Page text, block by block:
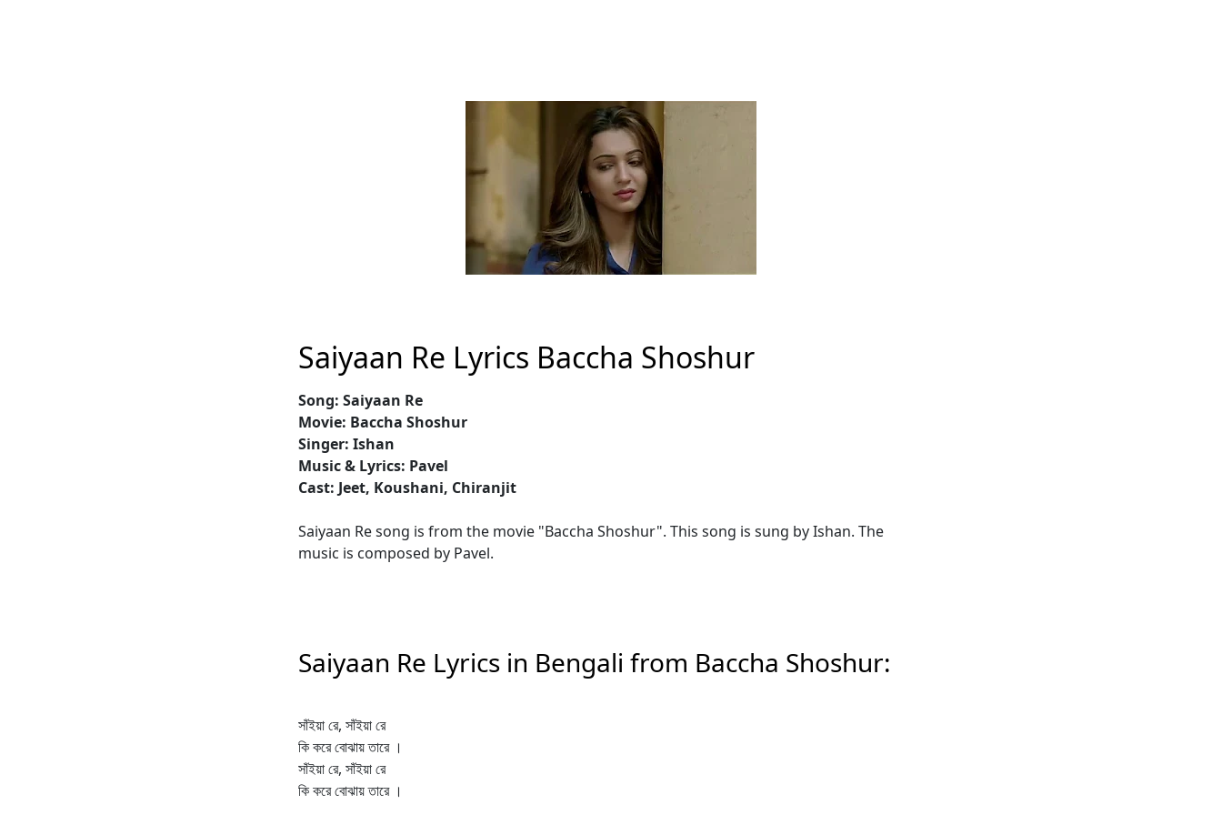
Saiyaan Re Lyrics Baccha Shoshur
Song: Saiyaan Re
Movie: Baccha Shoshur
Singer: Ishan
Music & Lyrics: Pavel
Cast: Jeet, Koushani, Chiranjit
Saiyaan Re song is from the movie "Baccha Shoshur". This song is sung by Ishan. The
music is composed by Pavel.
Saiyaan Re Lyrics in Bengali from Baccha Shoshur:
সাঁইয়া রে, সাঁইয়া রে
কি করে বোঝায় তারে ।
সাঁইয়া রে, সাঁইয়া রে
কি করে বোঝায় তারে ।